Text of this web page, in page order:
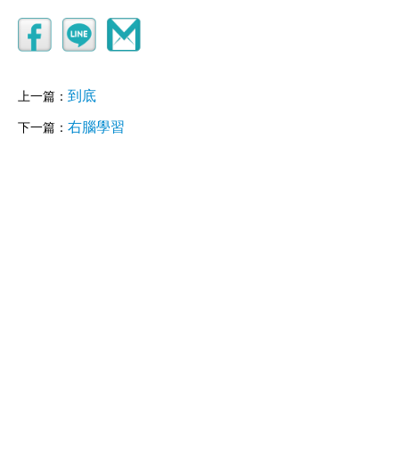
上一篇： 到底
下一篇： 右腦學習